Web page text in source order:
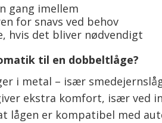
gang imellem
for snavs ved behov
hvis det bliver nødvendigt
til en dobbeltlåge?
i metal – især
ekstra komfort, især ved
lågen er kompatibel med